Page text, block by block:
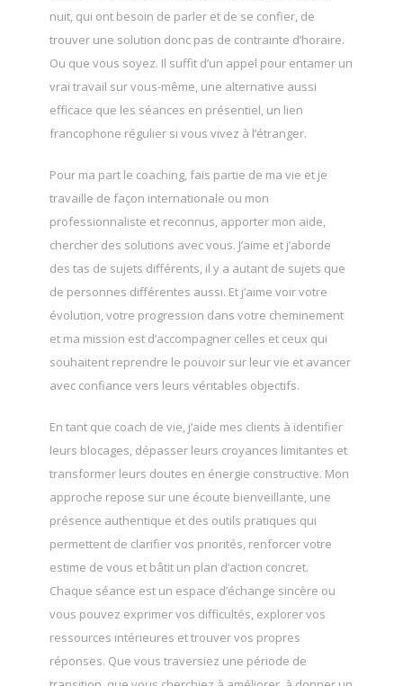
nuit, qui ont besoin de parler et de se confier, de
trouver une solution donc pas de contrainte d’horaire.
Ou que vous soyez. Il suffit d’un appel pour entamer un
vrai travail sur vous-même, une alternative aussi
efficace que les séances en présentiel, un lien
francophone régulier si vous vivez à l’étranger.
Pour ma part le coaching, fais partie de ma vie et je
travaille de façon internationale ou mon
professionnaliste et reconnus, apporter mon aide,
chercher des solutions avec vous. J’aime et j’aborde
des tas de sujets différents, il y a autant de sujets que
de personnes différentes aussi. Et j’aime voir votre
évolution, votre progression dans votre cheminement
et ma mission est d’accompagner celles et ceux qui
souhaitent reprendre le pouvoir sur leur vie et avancer
avec confiance vers leurs véritables objectifs.
En tant que coach de vie, j’aide mes clients à identifier
leurs blocages, dépasser leurs croyances limitantes et
transformer leurs doutes en énergie constructive. Mon
approche repose sur une écoute bienveillante, une
présence authentique et des outils pratiques qui
permettent de clarifier vos priorités, renforcer votre
estime de vous et bâtit un plan d’action concret.
Chaque séance est un espace d’échange sincère ou
vous pouvez exprimer vos difficultés, explorer vos
ressources intérieures et trouver vos propres
réponses. Que vous traversiez une période de